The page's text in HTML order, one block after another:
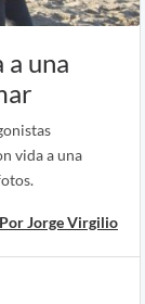
una
vida a una
Por Jorge Virgilio